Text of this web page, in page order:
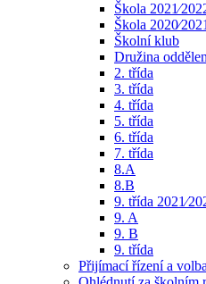
Škola
Škola
Školní klub
Družina
2. třída
3. třída
4. třída
5. třída
6. třída
7. třída
8.A
8.B
9. třída
9. A
9. B
9. třída
Přijímací řízení a